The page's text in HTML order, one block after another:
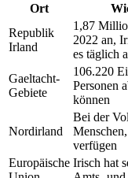
Ort
Republik
Irland
1,87
2022 an,
es täglich
Gaeltacht-
Gebiete
106.220
Personen
können
Nordirland
Bei der
verfügen
Europäische Irisch hat